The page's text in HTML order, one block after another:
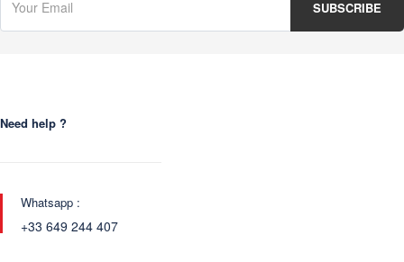
Need help ?
Whatsapp :
+33 649 244 407